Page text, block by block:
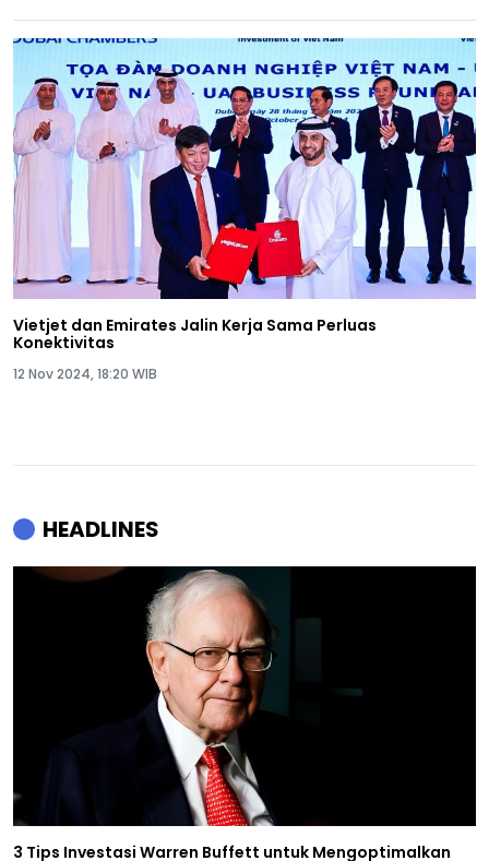
Vietjet dan Emirates Jalin Kerja Sama Perluas
Konektivitas
12 Nov 2024, 18:20 WIB
HEADLINES
3 Tips Investasi Warren Buffett untuk Mengoptimalkan